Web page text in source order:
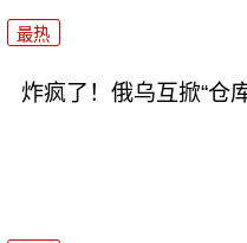
最热
炸疯了！俄乌互掀“仓